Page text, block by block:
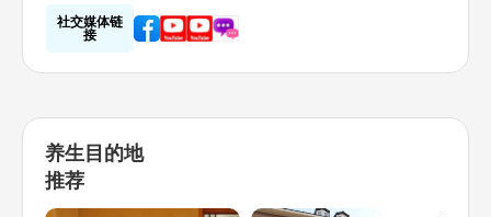
社交媒体链
接
养生目的地
推荐